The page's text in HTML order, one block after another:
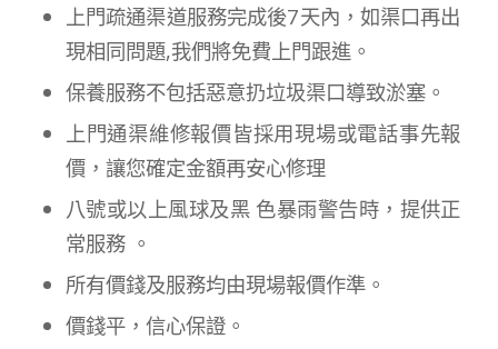
上門疏通渠道服務完成後7天內，如渠口再出
現相同問題,我們將免費上門跟進。
保養服務不包括惡意扔垃圾渠口導致淤塞。
上門通渠維修報價皆採用現場或電話事先報
價，讓您確定金額再安心修理
八號或以上風球及黑 色暴雨警告時，提供正
常服務 。
所有價錢及服務均由現場報價作準。
價錢平，信心保證。